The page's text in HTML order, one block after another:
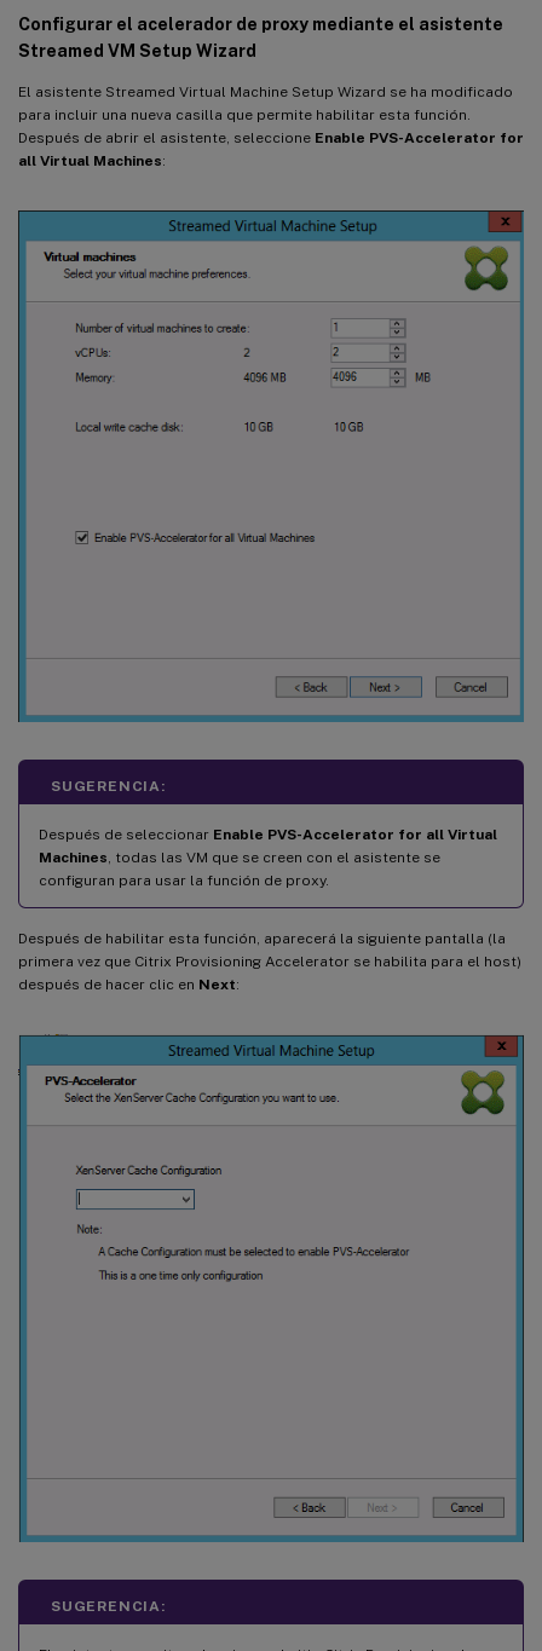
Configurar el acelerador de proxy mediante el asistente
Streamed VM Setup Wizard
El asistente Streamed Virtual Machine Setup Wizard se ha modificado
para incluir una nueva casilla que permite habilitar esta función.
Después de abrir el asistente, seleccione Enable PVS-Accelerator for
all Virtual Machines:
SUGERENCIA:
Después de seleccionar Enable PVS-Accelerator for all Virtual
Machines, todas las VM que se creen con el asistente se
configuran para usar la función de proxy.
Después de habilitar esta función, aparecerá la siguiente pantalla (la
primera vez que Citrix Provisioning Accelerator se habilita para el host)
después de hacer clic en Next:
SUGERENCIA: